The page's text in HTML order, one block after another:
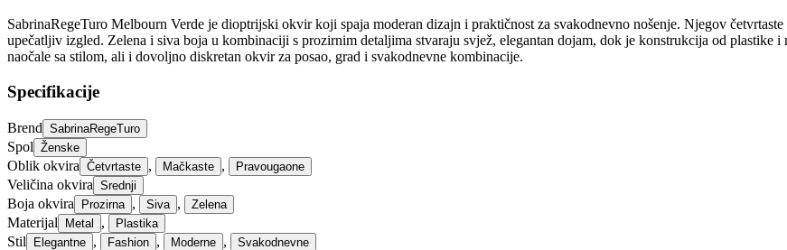
SabrinaRegeTuro Melbourn Verde je dioptrijski okvir koji spaja moderan dizajn i praktičnost za svakodnevno nošenje. Njegov
upečatljiv izgled. Zelena i siva boja u kombinaciji s prozirnim detaljima stvaraju svjež, elegantan dojam, dok je konstrukcija od plastike
naočale sa stilom, ali i dovoljno diskretan okvir za posao, grad i svakodnevne kombinacije.
Specifikacije
Brend SabrinaRegeTuro
Spol Ženske
Oblik okvira Četvrtaste , Mačkaste , Pravougaone
Veličina okvira Srednji
Boja okvira Prozirna , Siva , Zelena
Materijal Metal , Plastika
Stil Elegantne , Fashion , Moderne , Svakodnevne